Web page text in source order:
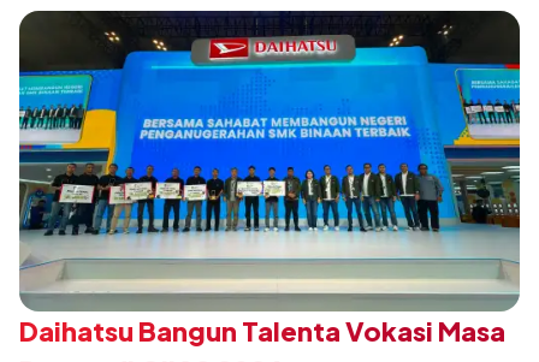
Daihatsu Bangun Talenta Vokasi Masa